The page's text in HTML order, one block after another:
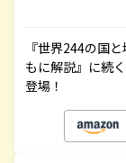
『世界244の国
もに解説』に続
登場！